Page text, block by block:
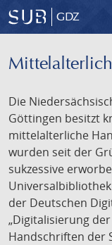
GDZ
Die
Göttingen besitzt
mittelalterliche
wurden seit der
sukzessive
der Deutschen
„Digitalisierung
Handschriften der